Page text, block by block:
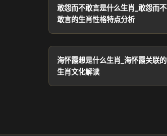
敢怨而不敢言是什么生肖_敢怨而不
敢言的生肖性格特点分析
海怀霞想是什么生肖_海怀霞关联的
生肖文化解读